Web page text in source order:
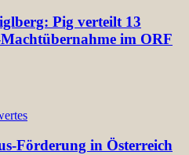
Pig verteilt 13
im ORF
Förderung in Österreich